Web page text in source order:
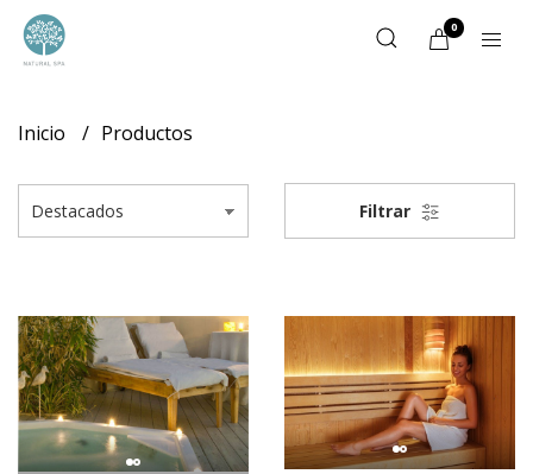
0
Inicio Productos
Filtrar